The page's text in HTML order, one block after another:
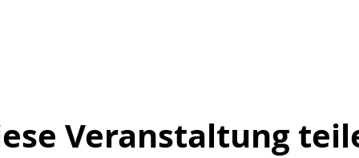
Veranstaltung